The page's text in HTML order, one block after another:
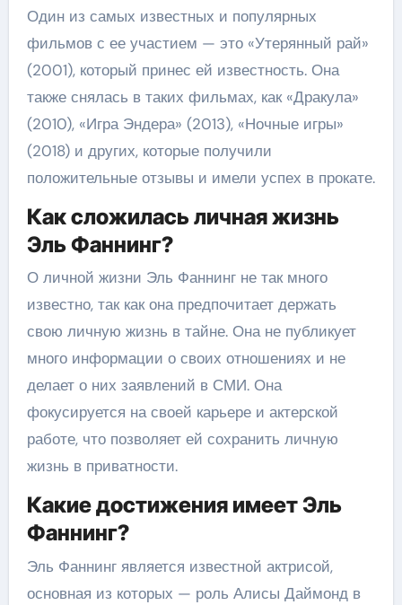
Один из самых известных и популярных
фильмов с ее участием — это «Утерянный рай»
(2001), который принес ей известность. Она
также снялась в таких фильмах, как «Дракула»
(2010), «Игра Эндера» (2013), «Ночные игры»
(2018) и других, которые получили
положительные отзывы и имели успех в прокате.
Как сложилась личная жизнь
Эль Фаннинг?
О личной жизни Эль Фаннинг не так много
известно, так как она предпочитает держать
свою личную жизнь в тайне. Она не публикует
много информации о своих отношениях и не
делает о них заявлений в СМИ. Она
фокусируется на своей карьере и актерской
работе, что позволяет ей сохранить личную
жизнь в приватности.
Какие достижения имеет Эль
Фаннинг?
Эль Фаннинг является известной актрисой,
основная из которых — роль Алисы Даймонд в